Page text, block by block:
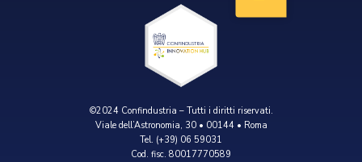
©2024 Confindustria – Tutti i diritti riservati.
Viale dell’Astronomia, 30 • 00144 • Roma
Tel. (+39) 06 59031
Cod. fisc. 80017770589